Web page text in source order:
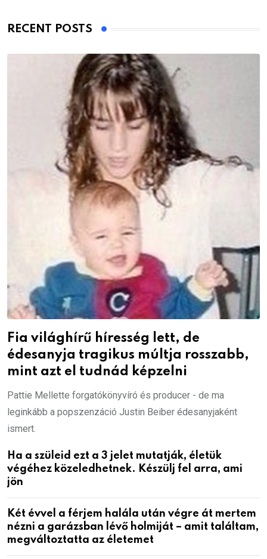
RECENT POSTS
Fia világhírű híresség lett, de
édesanyja tragikus múltja rosszabb,
mint azt el tudnád képzelni
Pattie Mellette forgatókönyvíró és producer - de ma
leginkább a popszenzáció Justin Beiber édesanyjaként
ismert.
Ha a szüleid ezt a 3 jelet mutatják, életük
végéhez közeledhetnek. Készülj fel arra, ami
jön
Két évvel a férjem halála után végre át mertem
nézni a garázsban lévő holmiját – amit találtam,
megváltoztatta az életemet